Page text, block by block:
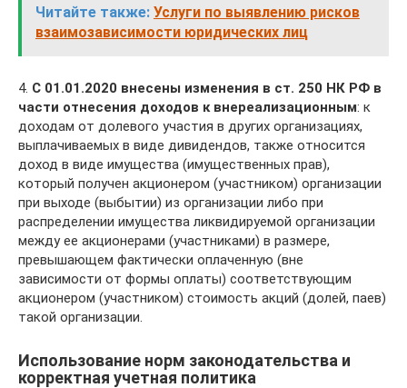
Читайте также: Услуги по выявлению рисков
взаимозависимости юридических лиц
4. С 01.01.2020 внесены изменения в ст. 250 НК РФ в
части отнесения доходов к внереализационным: к
доходам от долевого участия в других организациях,
выплачиваемых в виде дивидендов, также относится
доход в виде имущества (имущественных прав),
который получен акционером (участником) организации
при выходе (выбытии) из организации либо при
распределении имущества ликвидируемой организации
между ее акционерами (участниками) в размере,
превышающем фактически оплаченную (вне
зависимости от формы оплаты) соответствующим
акционером (участником) стоимость акций (долей, паев)
такой организации.
Использование норм законодательства и
корректная учетная политика